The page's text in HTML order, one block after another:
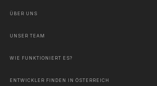
ÜBER UNS
UNSER TEAM
WIE FUNKTIONIERT ES?
ENTWICKLER FINDEN IN ÖSTERREICH